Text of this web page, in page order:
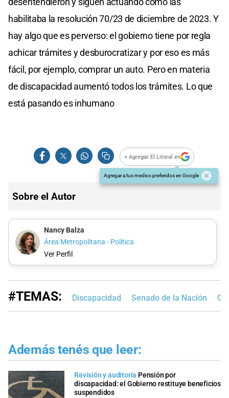
habilitaba la resolución 70/23 de diciembre de 2023. Y
hay algo que es perverso: el gobierno tiene por regla
achicar trámites y desburocratizar y por eso es más
fácil, por ejemplo, comprar un auto. Pero en materia
de discapacidad aumentó todos los trámites. Lo que
está pasando es inhumano
+ Agregar El Litoral en
Agregar a tus medios preferidos en Google
Sobre el Autor
Nancy Balza
Área Metropolitana - Política
Ver Perfil
#TEMAS: Discapacidad Senado de la Nación
Además tenés que leer:
Revisión y auditoría Pensión por
discapacidad: el Gobierno restituye beneficios
suspendidos